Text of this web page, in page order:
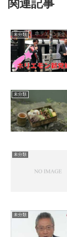
関連記事
未分類
未分類
未分類
未分類